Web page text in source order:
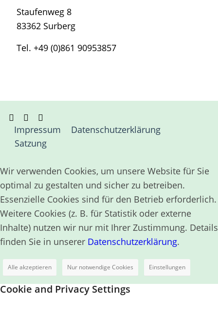
Staufenweg 8
83362 Surberg
Tel. +49 (0)861 90953857
Impressum
Datenschutzerklärung
Satzung
Wir verwenden Cookies, um unsere Website für Sie
optimal zu gestalten und sicher zu betreiben.
Essenzielle Cookies sind für den Betrieb erforderlich.
Weitere Cookies (z. B. für Statistik oder externe
Inhalte) nutzen wir nur mit Ihrer Zustimmung. Details
finden Sie in unserer Datenschutzerklärung.
Alle akzeptieren Nur notwendige Cookies Einstellungen
Cookie and Privacy Settings